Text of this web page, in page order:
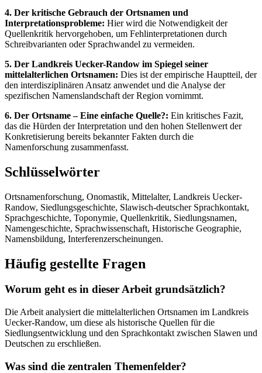
4. Der kritische Gebrauch der Ortsnamen und
Interpretationsprobleme: Hier wird die Notwendigkeit der
Quellenkritik hervorgehoben, um Fehlinterpretationen durch
Schreibvarianten oder Sprachwandel zu vermeiden.
5. Der Landkreis Uecker-Randow im Spiegel seiner
mittelalterlichen Ortsnamen: Dies ist der empirische Hauptteil, der
den interdisziplinären Ansatz anwendet und die Analyse der
spezifischen Namenslandschaft der Region vornimmt.
6. Der Ortsname – Eine einfache Quelle?: Ein kritisches Fazit,
das die Hürden der Interpretation und den hohen Stellenwert der
Konkretisierung bereits bekannter Fakten durch die
Namenforschung zusammenfasst.
Schlüsselwörter
Ortsnamenforschung, Onomastik, Mittelalter, Landkreis Uecker-
Randow, Siedlungsgeschichte, Slawisch-deutscher Sprachkontakt,
Sprachgeschichte, Toponymie, Quellenkritik, Siedlungsnamen,
Namengeschichte, Sprachwissenschaft, Historische Geographie,
Namensbildung, Interferenzerscheinungen.
Häufig gestellte Fragen
Worum geht es in dieser Arbeit grundsätzlich?
Die Arbeit analysiert die mittelalterlichen Ortsnamen im Landkreis
Uecker-Randow, um diese als historische Quellen für die
Siedlungsentwicklung und den Sprachkontakt zwischen Slawen und
Deutschen zu erschließen.
Was sind die zentralen Themenfelder?